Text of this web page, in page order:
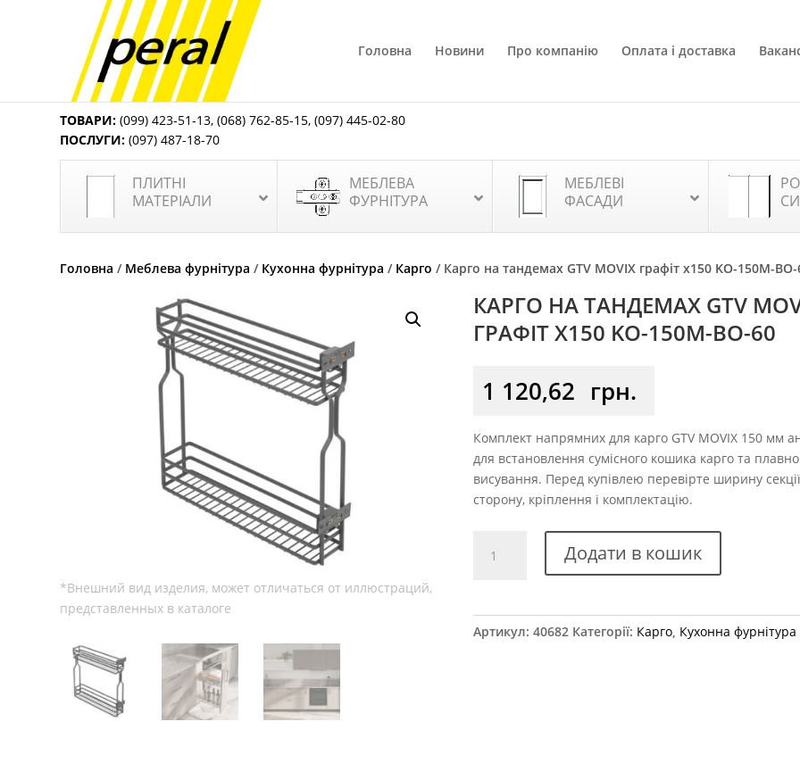
Головна Новини Про компанію Оплата і доставка
ТОВАРИ: (099) 423-51-13,(068) 762-85-15,(097) 445-02-80
ПОСЛУГИ: (097) 487-18-70
ПЛИТНІ
МАТЕРІАЛИ
МЕБЛЕВА
ФУРНІТУРА
МЕБЛЕВІ
ФАСАДИ
Головна / Меблева фурнітура / Кухонна фурнітура / Карго / Карго на тандемах GTV MOVIX графіт х150 KO-150M-
КАРГО НА ТАНДЕМАХ GTV
ГРАФІТ Х150 KO-150M-BO-60
1 120,62 грн.
Комплект напрямних для карго GTV MOVIX 150 мм
для встановлення сумісного кошика карго та
висування. Перед купівлею перевірте ширину
сторону, кріплення і комплектацію.
графіт
Додати в кошик
Артикул:40682 Категорії: Карго, Кухонна фурнітура